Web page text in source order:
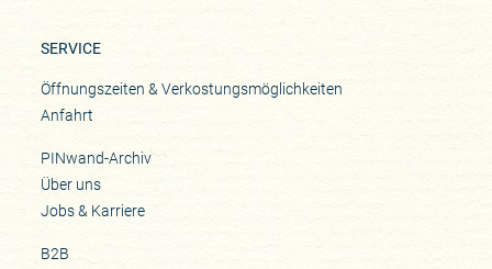
SERVICE
Öffnungszeiten & Verkostungsmöglichkeiten
Anfahrt
PINwand-Archiv
Über uns
Jobs & Karriere
B2B